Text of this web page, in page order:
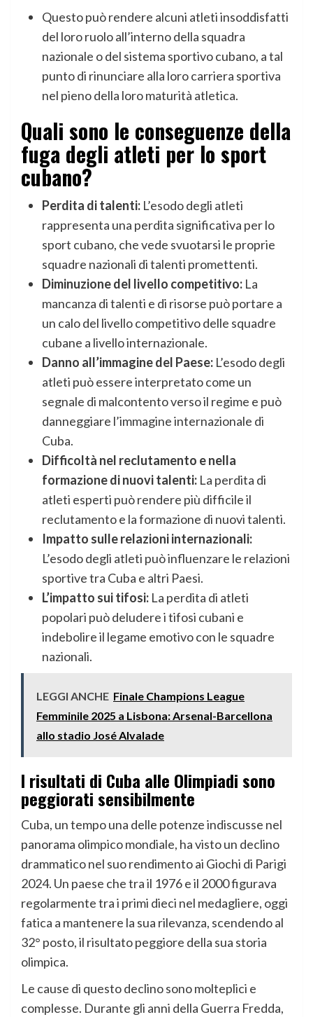
Questo può rendere alcuni atleti insoddisfatti
del loro ruolo all’interno della squadra
nazionale o del sistema sportivo cubano, a tal
punto di rinunciare alla loro carriera sportiva
nel pieno della loro maturità atletica.
Quali sono le conseguenze della
fuga degli atleti per lo sport
cubano?
Perdita di talenti: L’esodo degli atleti
rappresenta una perdita significativa per lo
sport cubano, che vede svuotarsi le proprie
squadre nazionali di talenti promettenti.
Diminuzione del livello competitivo: La
mancanza di talenti e di risorse può portare a
un calo del livello competitivo delle squadre
cubane a livello internazionale.
Danno all’immagine del Paese: L’esodo degli
atleti può essere interpretato come un
segnale di malcontento verso il regime e può
danneggiare l’immagine internazionale di
Cuba.
Difficoltà nel reclutamento e nella
formazione di nuovi talenti: La perdita di
atleti esperti può rendere più difficile il
reclutamento e la formazione di nuovi talenti.
Impatto sulle relazioni internazionali:
L’esodo degli atleti può influenzare le relazioni
sportive tra Cuba e altri Paesi.
L’impatto sui tifosi: La perdita di atleti
popolari può deludere i tifosi cubani e
indebolire il legame emotivo con le squadre
nazionali.
LEGGI ANCHE Finale Champions League
Femminile 2025 a Lisbona: Arsenal-Barcellona
allo stadio José Alvalade
I risultati di Cuba alle Olimpiadi sono
peggiorati sensibilmente
Cuba, un tempo una delle potenze indiscusse nel
panorama olimpico mondiale, ha visto un declino
drammatico nel suo rendimento ai Giochi di Parigi
2024. Un paese che tra il 1976 e il 2000 figurava
regolarmente tra i primi dieci nel medagliere, oggi
fatica a mantenere la sua rilevanza, scendendo al
32° posto, il risultato peggiore della sua storia
olimpica.
Le cause di questo declino sono molteplici e
complesse. Durante gli anni della Guerra Fredda,